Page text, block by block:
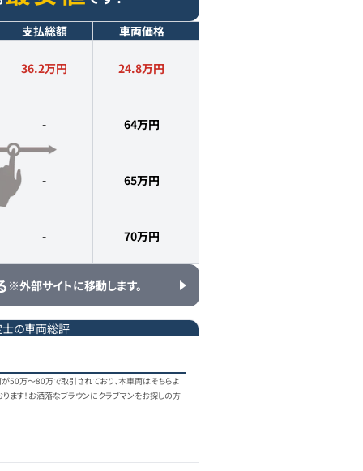
支払総額 車両価格
36.2万円 24.8万円
- 64万円
- 65万円
- 70万円
※外部サイトに移動します。
の車両総評
50万〜80万で取引されており、本車両はそちらよ
ます！お洒落なブラウンにクラブマンをお探しの方